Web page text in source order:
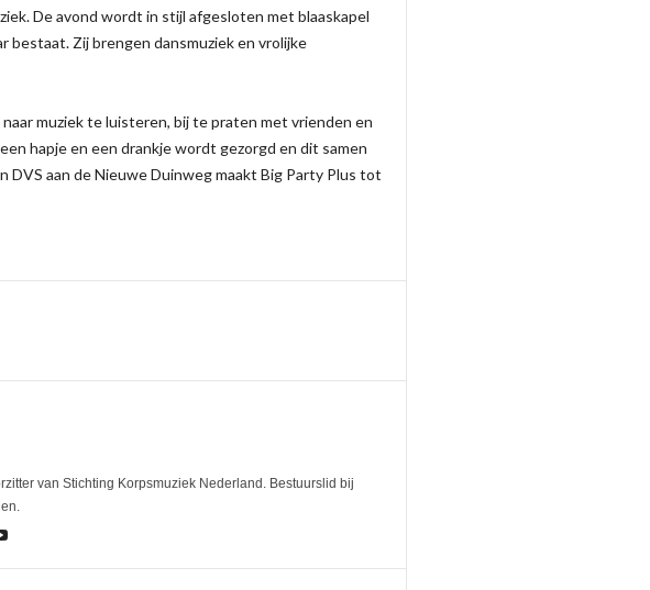
De avond wordt in stijl afgesloten met blaaskapel
bestaat. Zij brengen dansmuziek en vrolijke
muziek te luisteren, bij te praten met vrienden en
hapje en een drankje wordt gezorgd en dit samen
aan de Nieuwe Duinweg maakt Big Party Plus tot
van Stichting Korpsmuziek Nederland. Bestuurslid bij